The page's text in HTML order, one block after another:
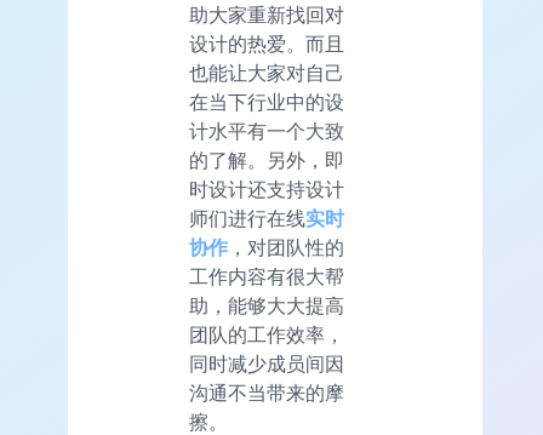
助大家重新找回对
设计的热爱。而且
也能让大家对自己
在当下行业中的设
计水平有一个大致
的了解。另外，即
时设计还支持设计
师们进行在线实时
协作 ，对团队性的
工作内容有很大帮
助，能够大大提高
团队的工作效率，
同时减少成员间因
沟通不当带来的摩
擦。